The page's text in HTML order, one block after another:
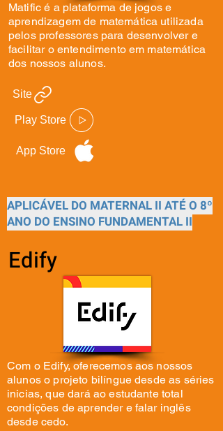
Matific é a plataforma de jogos e
aprendizagem de matemática utilizada
pelos professores para desenvolver e
facilitar o entendimento em matemática
dos nossos alunos.
Site
Play Store
App Store
APLICÁVEL DO MATERNAL II ATÉ O 8º
ANO DO ENSINO FUNDAMENTAL II
Edify
Com o Edify, oferecemos aos nossos
alunos o projeto bilíngue desde as séries
inicias, que dará ao estudante total
condições de aprender e falar inglês
desde cedo.